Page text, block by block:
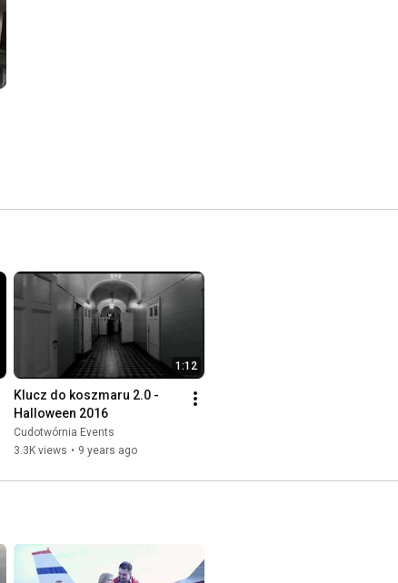
1:12
Klucz do koszmaru 2.0 -
Halloween 2016
Cudotwórnia Events
3.3K views • 9 years ago